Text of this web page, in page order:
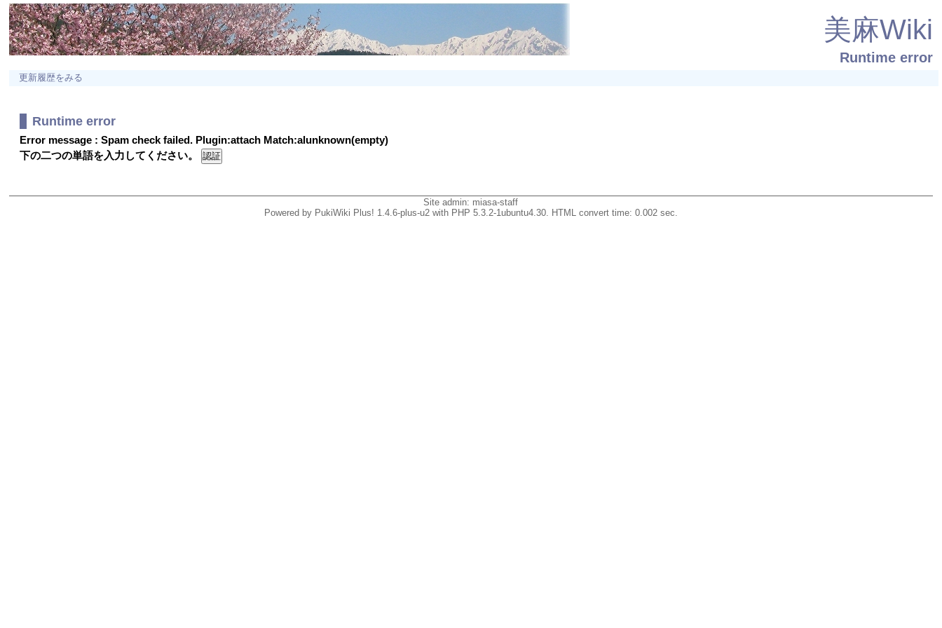
美麻Wiki
Runtime error
更新履歴をみる
Runtime error
Error message : Spam check failed. Plugin:attach Match:alunknown(empty)
下の二つの単語を入力してください。
Site admin: miasa-staff
Powered by PukiWiki Plus! 1.4.6-plus-u2 with PHP 5.3.2-1ubuntu4.30. HTML convert time: 0.002 sec.